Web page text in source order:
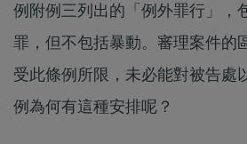
例附例三列出的「例外罪行」，
罪，但不包括暴動。審理案件的
受此條例所限，未必能對被告處
例為何有這種安排呢？